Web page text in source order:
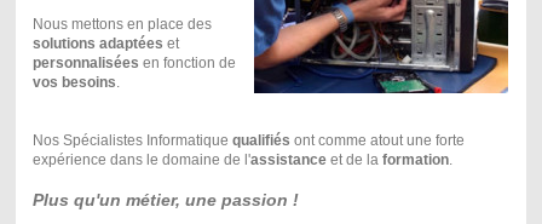
Nous mettons en place des
solutions adaptées et
personnalisées en fonction de
vos besoins.
Nos Spécialistes Informatique qualifiés ont comme atout une forte
expérience dans le domaine de l'assistanceet de la formation.
Plus qu'un métier, une passion !